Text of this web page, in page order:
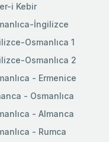
i Kebir
İngilizce
Osmanlıca 1
Osmanlıca 2
- Ermenice
- Osmanlıca
- Almanca
- Rumca